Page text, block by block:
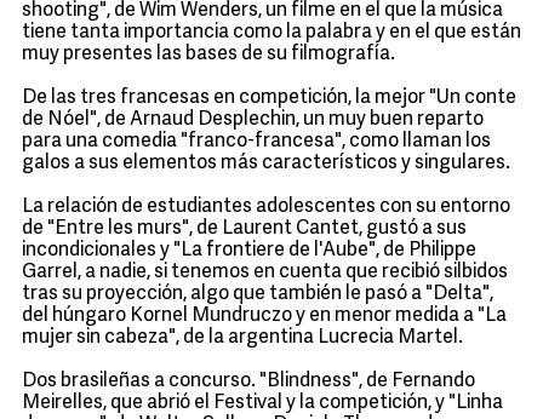
shooting", de Wim Wenders, un filme en el que la música
tiene tanta importancia como la palabra y en el que están
muy presentes las bases de su filmografía.
De las tres francesas en competición, la mejor "Un conte
de Nóel", de Arnaud Desplechin, un muy buen reparto
para una comedia "franco-francesa", como llaman los
galos a sus elementos más característicos y singulares.
La relación de estudiantes adolescentes con su entorno
de "Entre les murs", de Laurent Cantet, gustó a sus
incondicionales y "La frontiere de l'Aube", de Philippe
Garrel, a nadie, si tenemos en cuenta que recibió silbidos
tras su proyección, algo que también le pasó a "Delta",
del húngaro Kornel Mundruczo y en menor medida a "La
mujer sin cabeza", de la argentina Lucrecia Martel.
Dos brasileñas a concurso. "Blindness", de Fernando
Meirelles, que abrió el Festival y la competición, y "Linha